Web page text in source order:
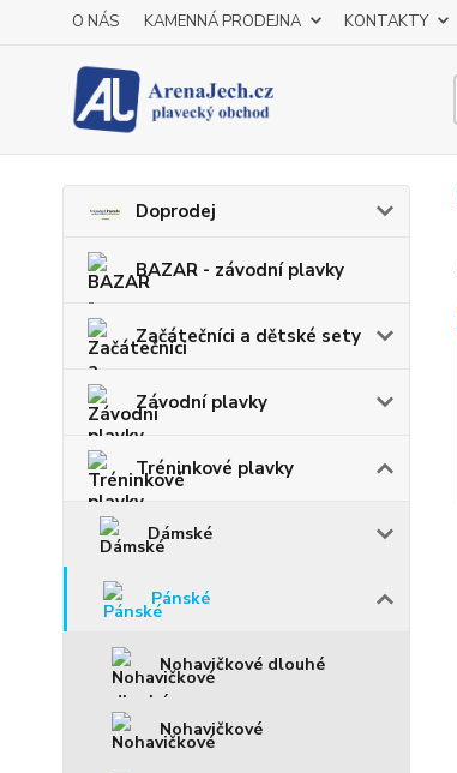
O NÁS KAMENNÁ PRODEJNA KONTAKTY
Doprodej
BAZAR - závodní plavky
Začátečníci a dětské sety
Závodní plavky
Tréninkové plavky
Dámské
Pánské
Nohavičkové dlouhé
Nohavičkové